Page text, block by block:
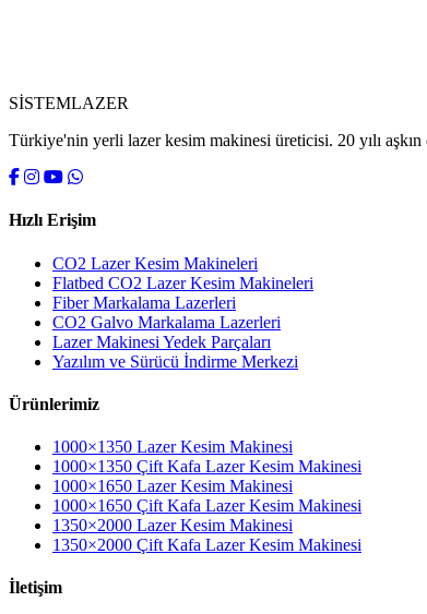
SİSTEMLAZER
Türkiye'nin yerli lazer kesim makinesi üreticisi. 20 yılı
Hızlı Erişim
CO2 Lazer Kesim Makineleri
Flatbed CO2 Lazer Kesim Makineleri
Fiber Markalama Lazerleri
CO2 Galvo Markalama Lazerleri
Lazer Makinesi Yedek Parçaları
Yazılım ve Sürücü İndirme Merkezi
Ürünlerimiz
1000×1350 Lazer Kesim Makinesi
1000×1350 Çift Kafa Lazer Kesim Makinesi
1000×1650 Lazer Kesim Makinesi
1000×1650 Çift Kafa Lazer Kesim Makinesi
1350×2000 Lazer Kesim Makinesi
1350×2000 Çift Kafa Lazer Kesim Makinesi
İletişim